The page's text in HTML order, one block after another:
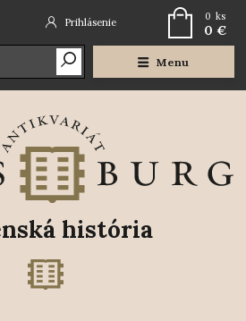
Menu
Prihlásenie 0 ks
0 €
história